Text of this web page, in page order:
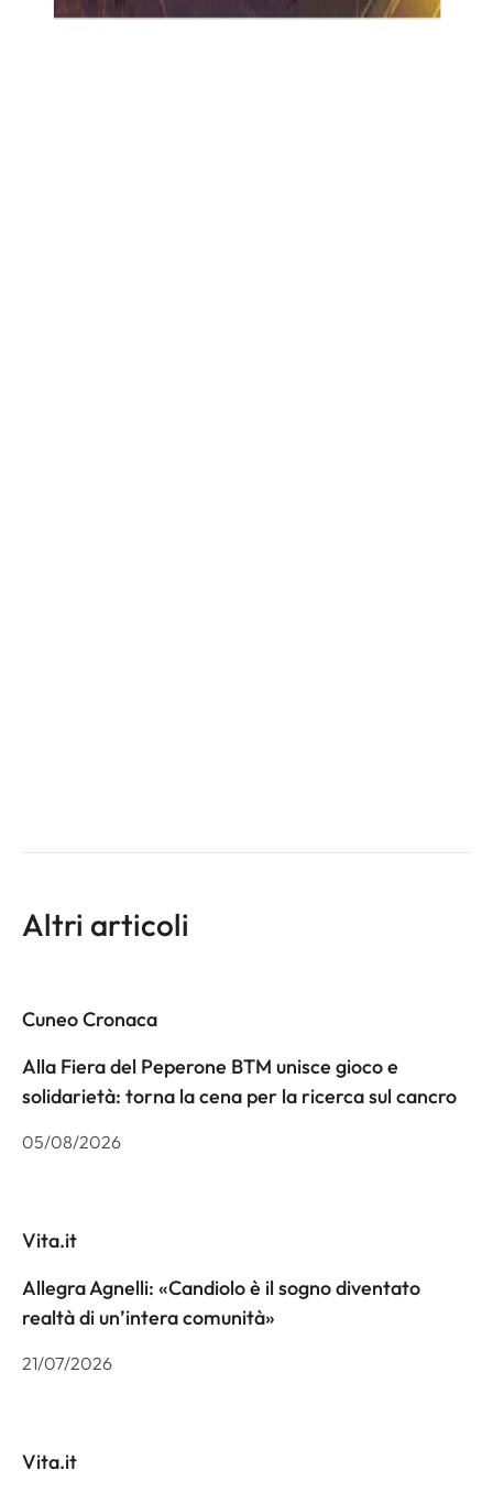
Altri articoli
Cuneo Cronaca
Alla Fiera del Peperone BTM unisce gioco e
solidarietà: torna la cena per la ricerca sul cancro
05/08/2026
Vita.it
Allegra Agnelli: «Candiolo è il sogno diventato
realtà di un’intera comunità»
21/07/2026
Vita.it